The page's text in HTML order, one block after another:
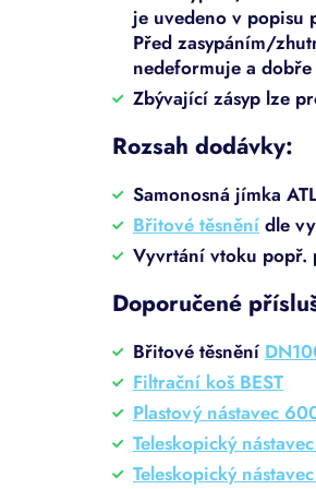
je uvedeno v popisu
Před zasypáním/
nedeformuje a dobře
Zbývající zásyp lze
Rozsah dodávky:
Samonosná jímka
Břitové těsnění dle
Vyvrtání vtoku popř.
Doporučené
Břitové těsnění
Filtrační koš BEST
Plastový nástavec
Teleskopický
Teleskopický